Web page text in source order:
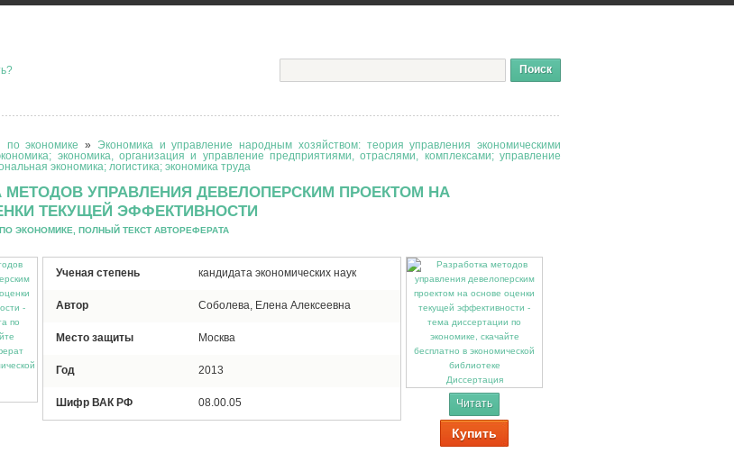
по экономике » Экономика и управление народным хозяйством: теория управления экономическими
экономика, организация и управление предприятиями, отраслями, комплексами; управление
экономика; логистика; экономика труда
МЕТОДОВ УПРАВЛЕНИЯ ДЕВЕЛОПЕРСКИМ ПРОЕКТОМ НА
ТЕКУЩЕЙ ЭФФЕКТИВНОСТИ
ЭКОНОМИКЕ, ПОЛНЫЙ ТЕКСТ АВТОРЕФЕРАТА
Ученая степень кандидата экономических наук
Автор Соболева, Елена Алексеевна
Место защиты Москва
Год 2013
Шифр ВАК РФ 08.00.05
Диссертация
Читать
Купить